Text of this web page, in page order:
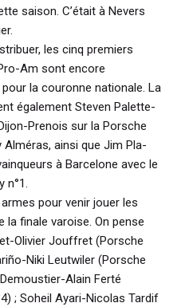
saison. C’était à Nevers
les cinq premiers
Am sont encore
la couronne nationale. La
également Steven Palette-
Prenois sur la Porsche
Alméras, ainsi que Jim Pla-
à Barcelone avec le
n°1.
pour venir jouer les
la finale varoise. On pense
Olivier Jouffret (Porsche
Niki Leutwiler (Porsche
Alain Ferté
; Soheil Ayari-Nicolas Tardif